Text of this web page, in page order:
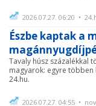
2026.07.27. 06:20 •
Észbe kaptak a
Tavaly húsz százalékkal
magyarok: egyre
24.hu.
2026.07.27. 04:55 •